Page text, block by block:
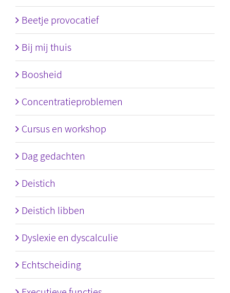
Beetje provocatief
Bij mij thuis
Boosheid
Concentratieproblemen
Cursus en workshop
Dag gedachten
Deistich
Deistich libben
Dyslexie en dyscalculie
Echtscheiding